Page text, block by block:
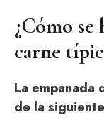
¿Cómo se
carne
La empanada
de la